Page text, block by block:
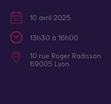
10 avril 2025
13h30 à 16h00
10 rue Roger Radisson
69005 Lyon